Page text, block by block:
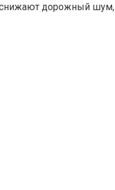
снижают дорожный шум,